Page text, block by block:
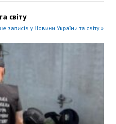
світу
записів у Новини України та світу »